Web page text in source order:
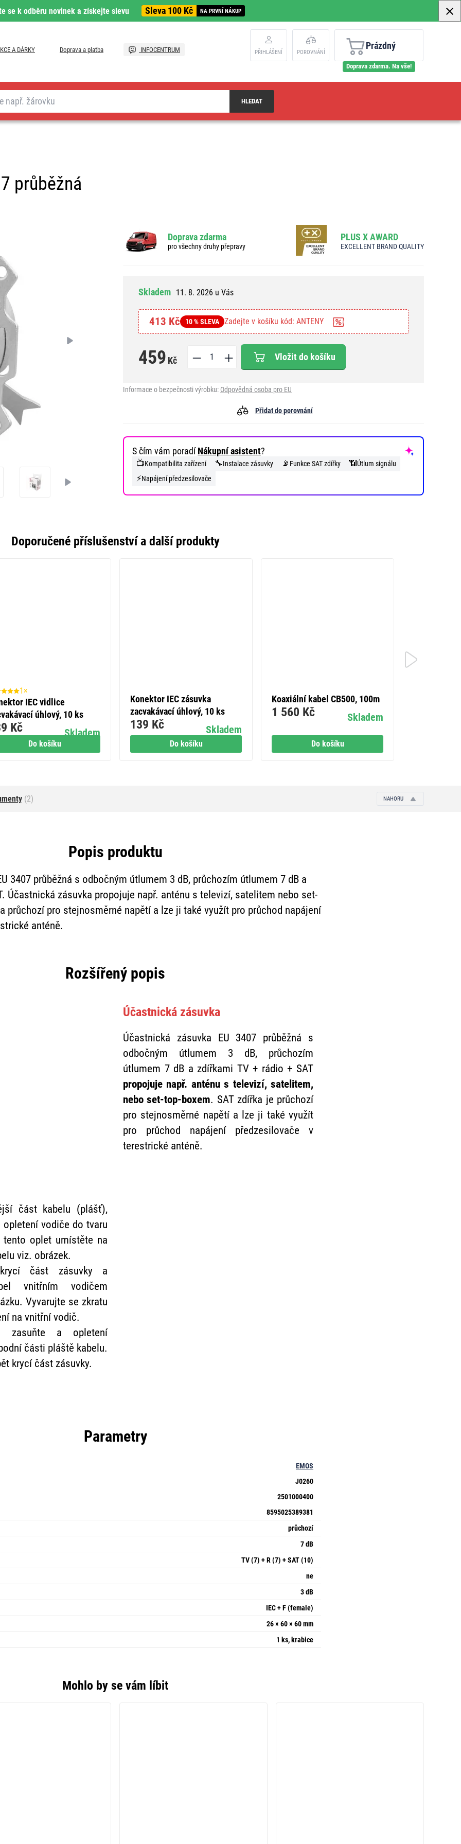
se k odběru novinek a získejte slevu Sleva 100 Kč NA PRVNÍ NÁKUP
A DÁRKY Doprava a platba INFOCENTRUM PŘIHLÁŠENÍ POROVNÁNÍ
Prázdný
Doprava zdarma. Na vše!
HLEDAT
průběžná
Doprava zdarma
pro všechny druhy přepravy
PLUS X AWARD
EXCELLENT BRAND QUALITY
Skladem 11. 8. 2026 u Vás
413 Kč 10 % SLEVA Zadejte v košíku kód: ANTENY
459 Kč Vložit do košíku
Informace o bezpečnosti výrobku: Odpovědná osoba pro EU
Přidat do porovnání
S čím vám poradíNákupní asistent?
📺Kompatibilita zařízení 🔧Instalace zásuvky 📡 Funkce SAT zdířky 📶 Útlum signálu
⚡Napájení předzesilovače
Doporučené příslušenství a další produkty
Do košíku
1×
IEC vidlice
úhlový, 10 ks
Skladem
Kč
Do košíku
Konektor IEC zásuvka
zacvakávací úhlový, 10 ks
Skladem
139 Kč
Do košíku
Koaxiální kabel CB500, 100m
Skladem
1 560 Kč
(2) NAHORU
Popis produktu
3407 průběžná s odbočným útlumem 3 dB, průchozím útlumem 7 dB a
Účastnická zásuvka propojuje např. anténu s televizí, satelitem nebo set-
průchozí pro stejnosměrné napětí a lze ji také využít pro průchod napájení
anténě.
Rozšířený popis
Účastnická zásuvka
Účastnická zásuvka EU 3407 průběžná s
odbočným útlumem 3 dB, průchozím
útlumem 7 dB a zdířkami TV + rádio + SAT
propojuje např. anténu s televizí, satelitem,
nebo set-top-boxem. SAT zdířka je průchozí
pro stejnosměrné napětí a lze ji také využít
pro průchod napájení předzesilovače v
terestrické anténě.
část kabelu (plášť),
vodiče do tvaru
tento oplet umístěte na
viz. obrázek.
krycí část zásuvky a
vnitřním vodičem
Vyvarujte se zkratu
na vnitřní vodič.
zasuňte a opletení
části pláště kabelu.
krycí část zásuvky.
Parametry
EMOS
J0260
2501000400
8595025389381
průchozí
7 dB
TV (7) + R (7) + SAT (10)
ne
3 dB
IEC + F (female)
26 × 60 × 60 mm
1 ks, krabice
Mohlo by se vám líbit